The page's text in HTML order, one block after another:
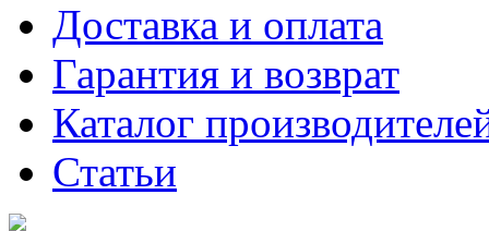
Доставка и оплата
Гарантия и возврат
Каталог
Статьи